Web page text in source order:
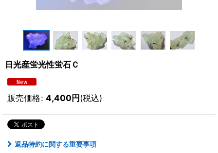
日光産蛍光性蛍石Ｃ
販売価格: 4,400円(税込)
返品特約に関する重要事項